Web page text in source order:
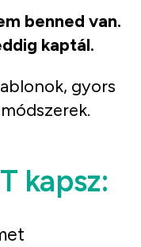
benned van.
kaptál.
gyors
kapsz: